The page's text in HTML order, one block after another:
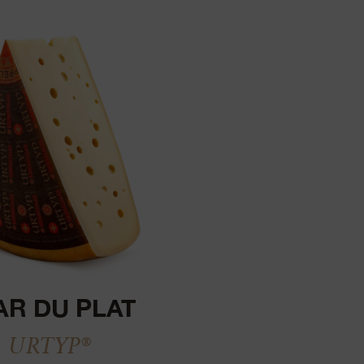
DU PLAT
URTYP®